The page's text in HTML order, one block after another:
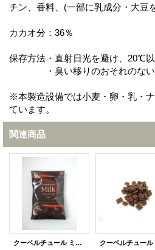
チン、香料、(一部に乳成分・大豆
カカオ分：36％
保存方法・直射日光を避け、20℃以
・臭い移りのおそれのない場
※本製造設備では小麦・卵・乳・
ています。
関連商品
クーベルチュール ミルクフレーク １ｋｇ